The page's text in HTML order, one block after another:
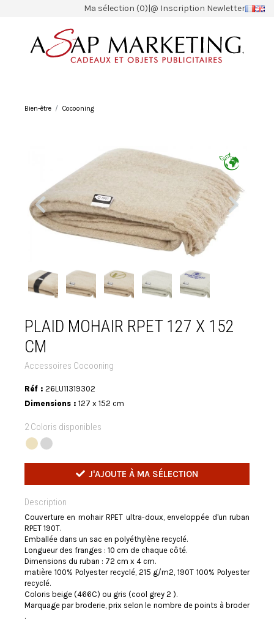
Ma sélection (0)|@ Inscription Newletter
Bien-être Cocooning
PLAID MOHAIR RPET 127 X 152
CM
Accessoires Cocooning
Réf : 26LU11319302
Dimensions : 127 x 152 cm
2 Coloris disponibles
J'AJOUTE À MA SÉLECTION
Description
Couverture en mohair RPET ultra-doux, enveloppée d'un ruban
RPET 190T.
Emballée dans un sac en polyéthylène recyclé.
Longueur des franges : 10 cm de chaque côté.
Dimensions du ruban : 72 cm x 4 cm.
matière 100% Polyester recyclé, 215 g/m2, 190T 100% Polyester
recyclé.
Coloris beige (466C) ou gris (cool grey 2 ).
Marquage par broderie, prix selon le nombre de points à broder
.